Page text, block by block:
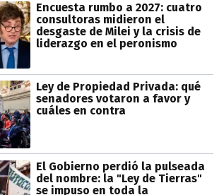
Encuesta rumbo a 2027: cuatro
consultoras midieron el
desgaste de Milei y la crisis de
liderazgo en el peronismo
Ley de Propiedad Privada: qué
senadores votaron a favor y
cuáles en contra
El Gobierno perdió la pulseada
del nombre: la "Ley de Tierras"
se impuso en toda la